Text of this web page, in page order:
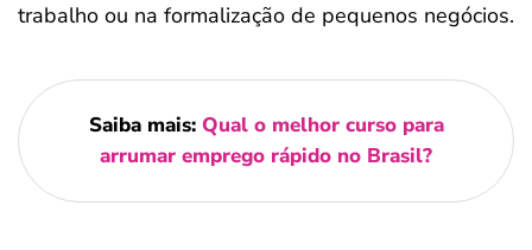
trabalho ou na formalização de pequenos negócios.
Saiba mais: Qual o melhor curso para
arrumar emprego rápido no Brasil?